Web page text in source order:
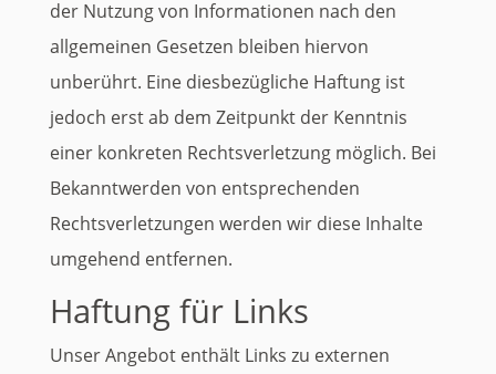
der Nutzung von Informationen nach den
allgemeinen Gesetzen bleiben hiervon
unberührt. Eine diesbezügliche Haftung ist
jedoch erst ab dem Zeitpunkt der Kenntnis
einer konkreten Rechtsverletzung möglich. Bei
Bekanntwerden von entsprechenden
Rechtsverletzungen werden wir diese Inhalte
umgehend entfernen.
Haftung für Links
Unser Angebot enthält Links zu externen